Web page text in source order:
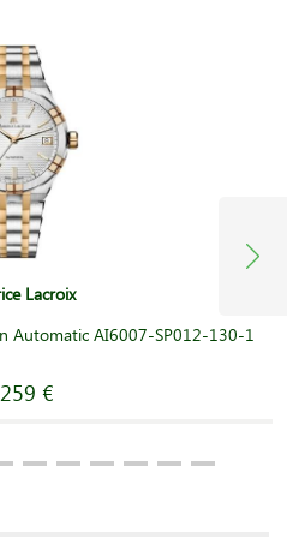
Lacroix
Automatic AI6007-SP012-130-1
€